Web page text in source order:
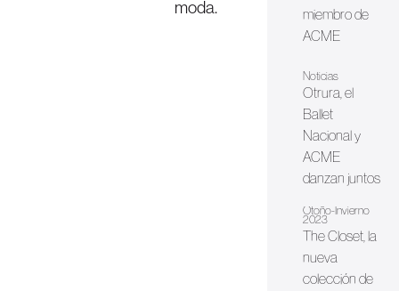
moda.
miembro de
ACME
Noticias
Otrura, el
Ballet
Nacional y
ACME
danzan juntos
Otoño-Invierno
2023
The Closet, la
nueva
colección de